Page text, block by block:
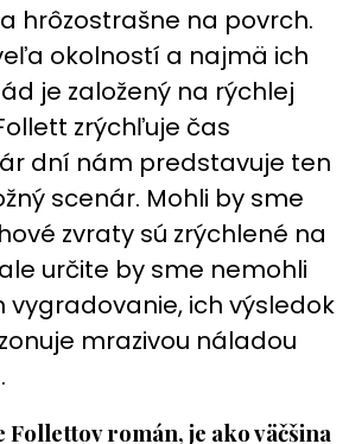
hrôzostrašne na povrch.
okolností a najmä ich
je založený na rýchlej
zrýchľuje čas
dní nám predstavuje ten
scenár. Mohli by sme
zvraty sú zrýchlené na
určite by sme nemohli
vygradovanie, ich výsledok
mrazivou náladou
román, je ako väčšina